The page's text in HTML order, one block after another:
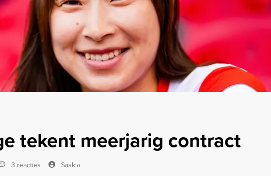
tekent meerjarig contract
3 reacties Saskia